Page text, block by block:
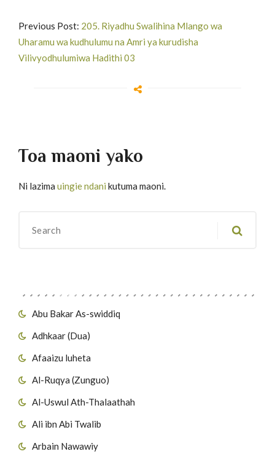
Abu Bakar As-swiddiq
Adhkaar (Dua)
Afaaizu luheta
Al-Ruqya (Zunguo)
Al-Uswul Ath-Thalaathah
Ali ibn Abi Twalib
Arbain Nawawiy
Previous Post: 205. Riyadhu Swalihina Mlango wa
Uharamu wa kudhulumu na Amri ya kurudisha
Vilivyodhulumiwa Hadithi 03
Toa maoni yako
Ni lazima uingie ndani kutuma maoni.